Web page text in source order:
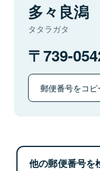
多々良潟
タタラガタ
739-
郵便番号をコピ
他の郵便番号を